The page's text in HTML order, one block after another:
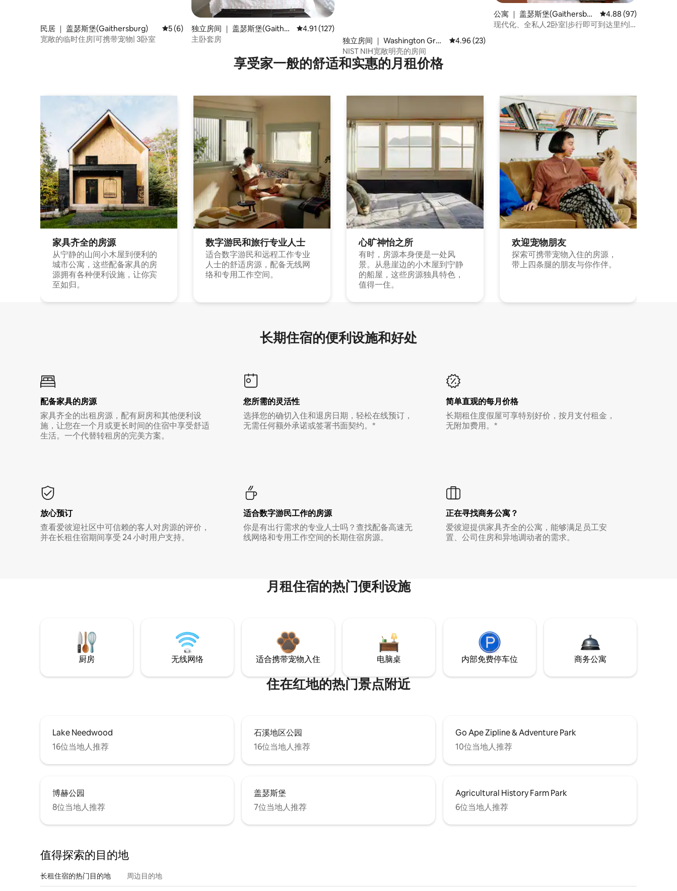
民居 ｜ 盖瑟斯堡(Gaithersburg) 平均评分 5 分（满分 5 分），共 6 条评价
5 (6)
宽敞的临时住房|可携带宠物| 3卧室
独立房间 ｜ 盖瑟斯堡(Gaither
sburg)
平均评分 4.91 分（满分 5 分），共 127 条评价
4.91 (127)
主卧套房
独立房间 ｜ Washington Grov
e
平均评分 4.96 分（满分 5 分），共 23 条评价
4.96 (23)
NIST NIH宽敞明亮的房间
公寓 ｜ 盖瑟斯堡(Gaithersbur
g)
平均评分 4.88 分（满
4.88 (97)
现代化、全私人2卧室|步行即可到达里约|
享受家一般的舒适和实惠的月租价格
家具齐全的房源
从宁静的山间小木屋到便利的
城市公寓，这些配备家具的房
源拥有各种便利设施，让你宾
至如归。
数字游民和旅行专业人士
适合数字游民和远程工作专业
人士的舒适房源，配备无线网
络和专用工作空间。
心旷神怡之所
有时，房源本身便是一处风
景。从悬崖边的小木屋到宁静
的船屋，这些房源独具特色，
值得一住。
欢迎宠物朋友
探索可携带宠物入住的房源，
带上四条腿的朋友与你作伴。
长期住宿的便利设施和好处
配备家具的房源
家具齐全的出租房源，配有厨房和其他便利设
施，让您在一个月或更长时间的住宿中享受舒适
生活。一个代替转租房的完美方案。
您所需的灵活性
选择您的确切入住和退房日期，轻松在线预订，
无需任何额外承诺或签署书面契约。*
简单直观的每月价格
长期租住度假屋可享特别好价，按月支付租金，
无附加费用。*
放心预订
查看爱彼迎社区中可信赖的客人对房源的评价，
并在长租住宿期间享受 24 小时用户支持。
适合数字游民工作的房源
你是有出行需求的专业人士吗？查找配备高速无
线网络和专用工作空间的长期住宿房源。
正在寻找商务公寓？
爱彼迎提供家具齐全的公寓，能够满足员工安
置、公司住房和异地调动者的需求。
月租住宿的热门便利设施
厨房 无线网络 适合携带宠物入住 电脑桌 内部免费停车位 商务公寓
住在红地的热门景点附近
Lake Needwood
16位当地人推荐
石溪地区公园
16位当地人推荐
Go Ape Zipline & Adventure Park
10位当地人推荐
博赫公园
8位当地人推荐
盖瑟斯堡
7位当地人推荐
Agricultural History Farm Park
6位当地人推荐
值得探索的目的地
长租住宿的热门目的地 周边目的地